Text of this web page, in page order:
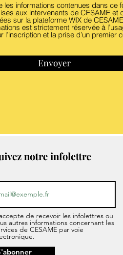
les informations contenues dans ce
aux intervenants de CESAME et
sur la plateforme WIX de
est strictement réservée à
l’inscription et la prise d’un premier
Envoyer
notre infolettre
de recevoir les infolettres ou
autres informations concernant les
de CESAME par voie